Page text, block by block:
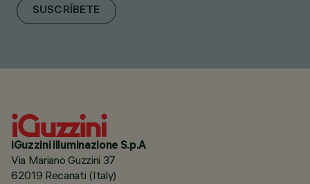
SUSCRÍBETE
iGuzzini illuminazione S.p.A
Via Mariano Guzzini 37
62019 Recanati (Italy)